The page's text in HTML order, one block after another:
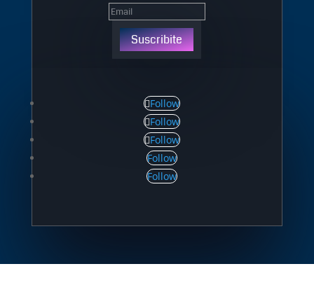
Suscribite
Follow
Follow
Follow
Follow
Follow